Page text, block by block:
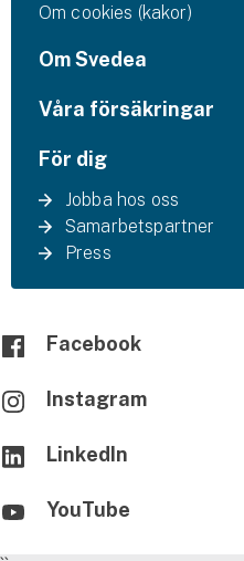
Om cookies (kakor)
Om Svedea
Våra försäkringar
För dig
Jobba hos oss
Samarbetspartner
Press
Facebook
Instagram
LinkedIn
YouTube